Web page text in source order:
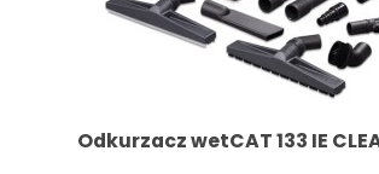
Odkurzacz wetCAT 133 IE